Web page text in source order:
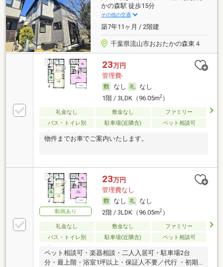
かの森駅 徒歩15分
その他の交通
築7年11ヶ月 / 2階建
千葉県流山市おおたかの森東４
23万円
管理費-
なし
なし
1階 / 3LDK（96.05m2）
礼金なし 敷金なし
ファミリー
バス・トイレ別
駐車場(近隣含) ペット相談可
物件までお車でご案内いたします。
動画あり
23万円
管理費なし
なし
なし
2階 / 3LDK（96.05m2）
礼金なし 敷金なし
ファミリー
バス・トイレ別
駐車場(近隣含) ペット相談可
ペット相談可・楽器相談・二人入居可・駐車場2台
分・最上階・浴室1坪以上・保証人不要／代行 ・初期